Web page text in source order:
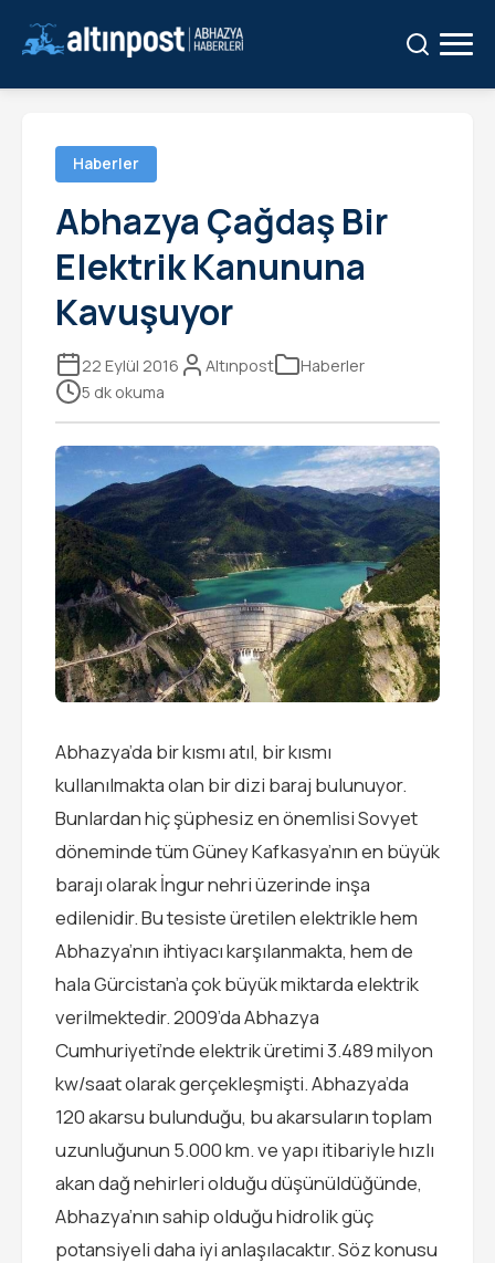
Haberler
Abhazya Çağdaş Bir
Elektrik Kanununa
Kavuşuyor
22 Eylül 2016 Altınpost
Haberler
5 dk okuma
Abhazya’da bir kısmı atıl, bir kısmı
kullanılmakta olan bir dizi baraj bulunuyor.
Bunlardan hiç şüphesiz en önemlisi Sovyet
döneminde tüm Güney Kafkasya’nın en büyük
barajı olarak İngur nehri üzerinde inşa
edilenidir. Bu tesiste üretilen elektrikle hem
Abhazya’nın ihtiyacı karşılanmakta, hem de
hala Gürcistan’a çok büyük miktarda elektrik
verilmektedir. 2009’da Abhazya
Cumhuriyeti’nde elektrik üretimi 3.489 milyon
kw/saat olarak gerçekleşmişti. Abhazya’da
120 akarsu bulunduğu, bu akarsuların toplam
uzunluğunun 5.000 km. ve yapı itibariyle hızlı
akan dağ nehirleri olduğu düşünüldüğünde,
Abhazya’nın sahip olduğu hidrolik güç
potansiyeli daha iyi anlaşılacaktır. Söz konusu